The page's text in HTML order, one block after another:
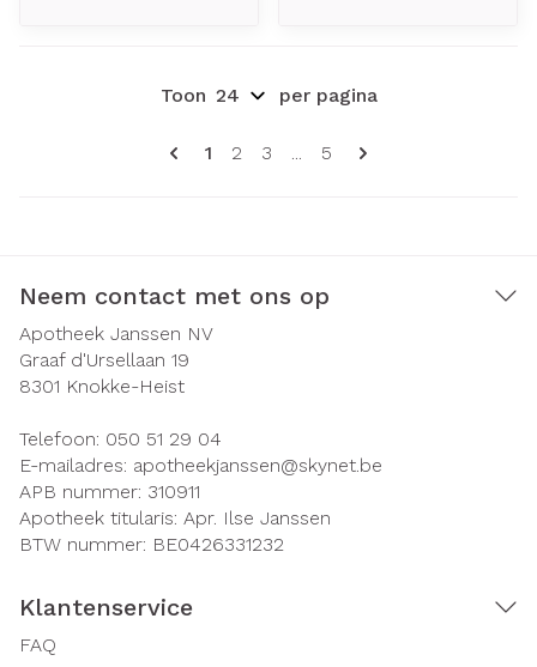
Pagina's
U lees momenteel pagina
1 Pagina
2 Pagina
3 ... Pagina
5
Toon per pagina
Neem contact met ons op
Apotheek Janssen NV
Graaf d'Ursellaan 19
8301 Knokke-Heist
Telefoon: 050 51 29 04
E-mailadres: apotheekjanssen@skynet.be
APB nummer: 310911
Apotheek titularis: Apr. Ilse Janssen
BTW nummer: BE0426331232
Klantenservice
FAQ